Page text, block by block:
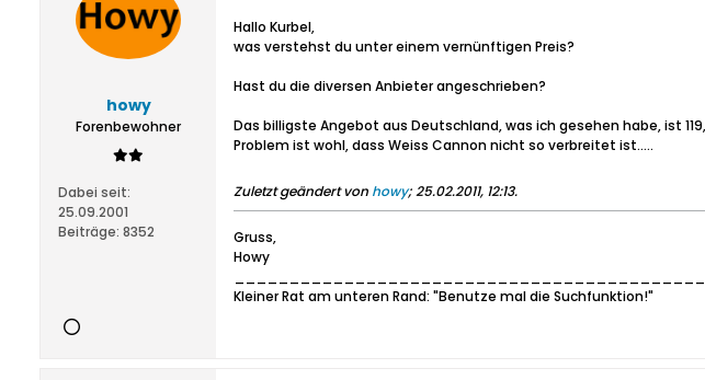
howy
Forenbewohner
Dabei seit:
25.09.2001
Beiträge: 8352
Hallo Kurbel,
was verstehst du unter einem vernünftigen Preis?
Hast du die diversen Anbieter angeschrieben?
Das billigste Angebot aus Deutschland, was ich gesehen habe, ist
Problem ist wohl, dass Weiss Cannon nicht so verbreitet ist.....
Zuletzt geändert von howy;25.02.2011, 12:13.
Gruss,
Howy
Kleiner Rat am unteren Rand: "Benutze mal die Suchfunktion!"